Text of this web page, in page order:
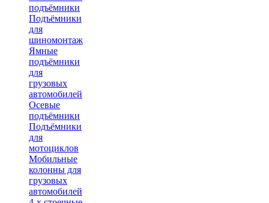
подъёмники
Подъёмники
для
шиномонтажа
Ямные
подъёмники
для
грузовых
автомобилей
Осевые
подъёмники
Подъёмники
для
мотоциклов
Мобильные
колонны для
грузовых
автомобилей